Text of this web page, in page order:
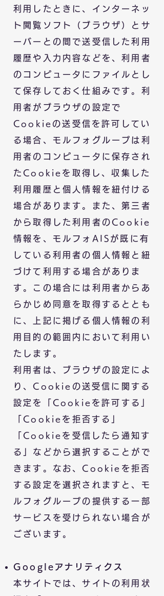
利用したときに、インターネッ
ト閲覧ソフト（ブラウザ）とサ
ーバーとの間で送受信した利用
履歴や入力内容などを、利用者
のコンピュータにファイルとし
て保存しておく仕組みです。利
用者がブラウザの設定で
Cookieの送受信を許可してい
る場合、モルフォグループは利
用者のコンピュータに保存され
たCookieを取得し、収集した
利用履歴と個人情報を紐付ける
場合があります。また、第三者
から取得した利用者のCookie
情報を、モルフォAISが既に有
している利用者の個人情報と紐
づけて利用する場合がありま
す。この場合には利用者からあ
らかじめ同意を取得するととも
に、上記に掲げる個人情報の利
用目的の範囲内において利用い
たします。
利用者は、ブラウザの設定によ
り、Cookieの送受信に関する
設定を「Cookieを許可する」
「Cookieを拒否する」
「Cookieを受信したら通知す
る」などから選択することがで
きます。なお、Cookieを拒否
する設定を選択されますと、モ
ルフォグループの提供する一部
サービスを受けられない場合が
ございます。
Googleアナリティクス
本サイトでは、サイトの利用状